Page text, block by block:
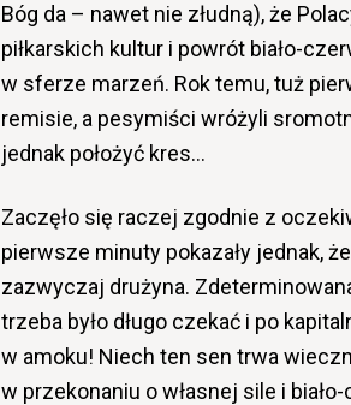
Bóg da – nawet nie złudną), że
piłkarskich kultur i powrót biało-
w sferze marzeń. Rok temu, tuż
remisie, a pesymiści wróżyli
jednak położyć kres…
Zaczęło się raczej zgodnie z
pierwsze minuty pokazały jednak,
zazwyczaj drużyna.
trzeba było długo czekać i po
w amoku! Niech ten sen trwa
w przekonaniu o własnej sile i